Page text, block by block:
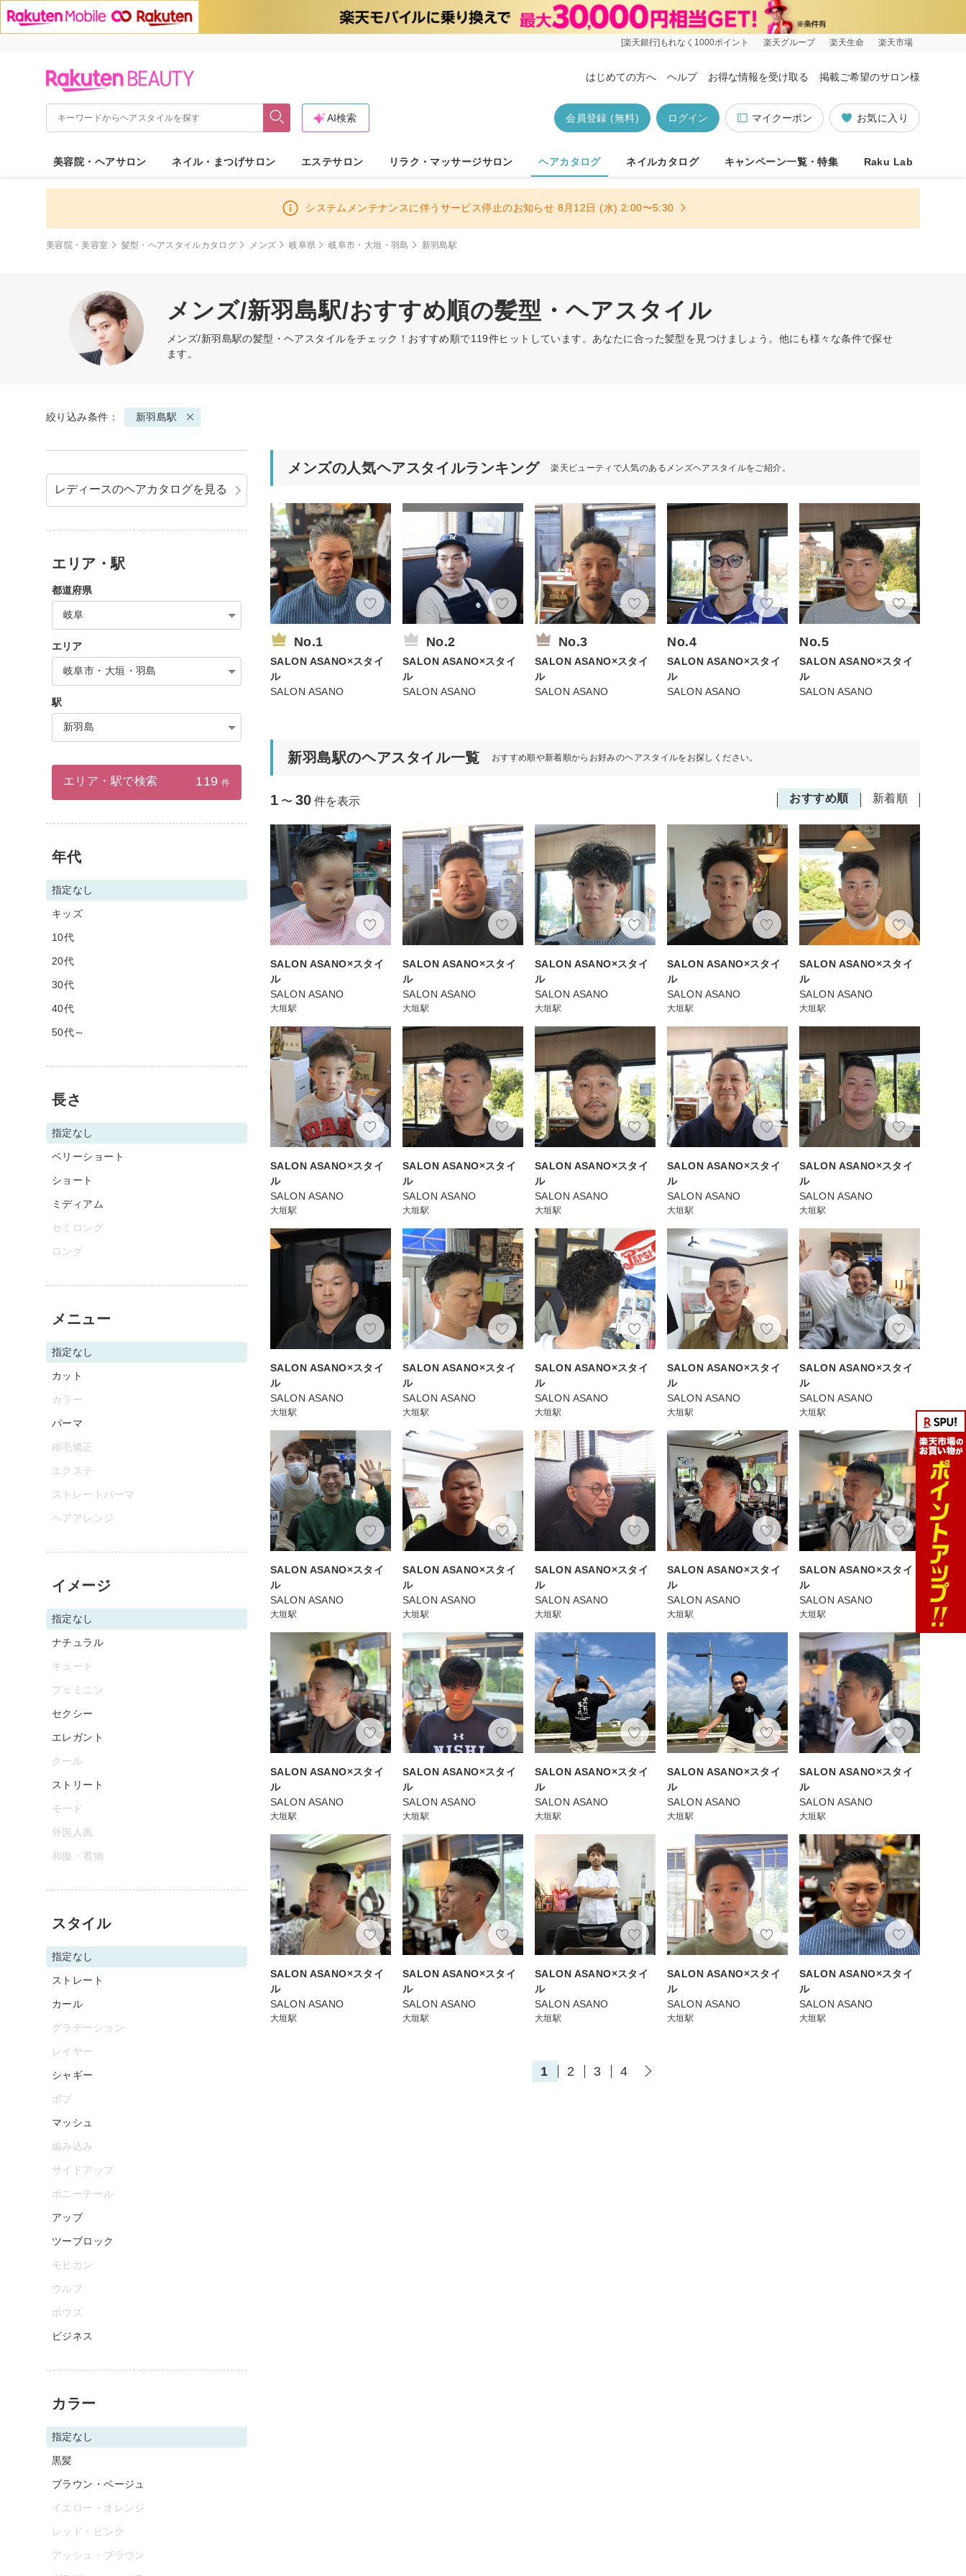
[楽天銀行]もれなく1000ポイント 楽天グループ 楽天生命 楽天市場
はじめての方へ ヘルプ お得な情報を受け取る 掲載ご希望のサロン様
お気に入り
マイクーポン
ログイン
会員登録 (無料)
AI検索
美容院・ヘアサロン ネイル・まつげサロン エステサロン リラク・マッサージサロン ヘアカタログ ネイルカタログ キャンペーン一覧・特集 Raku Lab
システムメンテナンスに伴うサービス停止のお知らせ 8月12日 (水) 2:00〜5:30
美容院・美容室 髪型・ヘアスタイルカタログ メンズ 岐阜県 岐阜市・大垣・羽島 新羽島駅
メンズ/新羽島駅/おすすめ順の髪型・ヘアスタイル
メンズ/新羽島駅の髪型・ヘアスタイルをチェック！おすすめ順で119件ヒットしています。あなたに合った髪型を見つけましょう。他にも様々な条件で探せ
ます。
絞り込み条件： 新羽島駅
メンズの人気ヘアスタイルランキング 楽天ビューティで人気のあるメンズヘアスタイルをご紹介。
No.1
SALON ASANO×スタイ
ル
SALON ASANO
No.2
SALON ASANO×スタイ
ル
SALON ASANO
No.3
SALON ASANO×スタイ
ル
SALON ASANO
No.4
SALON ASANO×スタイ
ル
SALON ASANO
No.5
SALON ASANO×スタイ
ル
SALON ASANO
新羽島駅のヘアスタイル一覧 おすすめ順や新着順からお好みのヘアスタイルをお探しください。
おすすめ順 新着順
1 〜 30 件を表示
SALON ASANO×スタイ
ル
SALON ASANO
大垣駅
SALON ASANO×スタイ
ル
SALON ASANO
大垣駅
SALON ASANO×スタイ
ル
SALON ASANO
大垣駅
SALON ASANO×スタイ
ル
SALON ASANO
大垣駅
SALON ASANO×スタイ
ル
SALON ASANO
大垣駅
SALON ASANO×スタイ
ル
SALON ASANO
大垣駅
SALON ASANO×スタイ
ル
SALON ASANO
大垣駅
SALON ASANO×スタイ
ル
SALON ASANO
大垣駅
SALON ASANO×スタイ
ル
SALON ASANO
大垣駅
SALON ASANO×スタイ
ル
SALON ASANO
大垣駅
SALON ASANO×スタイ
ル
SALON ASANO
大垣駅
SALON ASANO×スタイ
ル
SALON ASANO
大垣駅
SALON ASANO×スタイ
ル
SALON ASANO
大垣駅
SALON ASANO×スタイ
ル
SALON ASANO
大垣駅
SALON ASANO×スタイ
ル
SALON ASANO
大垣駅
SALON ASANO×スタイ
ル
SALON ASANO
大垣駅
SALON ASANO×スタイ
ル
SALON ASANO
大垣駅
SALON ASANO×スタイ
ル
SALON ASANO
大垣駅
SALON ASANO×スタイ
ル
SALON ASANO
大垣駅
SALON ASANO×スタイ
ル
SALON ASANO
大垣駅
SALON ASANO×スタイ
ル
SALON ASANO
大垣駅
SALON ASANO×スタイ
ル
SALON ASANO
大垣駅
SALON ASANO×スタイ
ル
SALON ASANO
大垣駅
SALON ASANO×スタイ
ル
SALON ASANO
大垣駅
SALON ASANO×スタイ
ル
SALON ASANO
大垣駅
SALON ASANO×スタイ
ル
SALON ASANO
大垣駅
SALON ASANO×スタイ
ル
SALON ASANO
大垣駅
SALON ASANO×スタイ
ル
SALON ASANO
大垣駅
SALON ASANO×スタイ
ル
SALON ASANO
大垣駅
SALON ASANO×スタイ
ル
SALON ASANO
大垣駅
1 2 3 4
レディースのヘアカタログを見る
エリア・駅
都道府県
岐阜
エリア
岐阜市・大垣・羽島
駅
新羽島
エリア・駅で検索 119 件
年代
指定なし
キッズ
10代
20代
30代
40代
50代～
長さ
指定なし
ベリーショート
ショート
ミディアム
セミロング
ロング
メニュー
指定なし
カット
カラー
パーマ
縮毛矯正
エクステ
ストレートパーマ
ヘアアレンジ
イメージ
指定なし
ナチュラル
キュート
フェミニン
セクシー
エレガント
クール
ストリート
モード
外国人風
和服・着物
スタイル
指定なし
ストレート
カール
グラデーション
レイヤー
シャギー
ボブ
マッシュ
編み込み
サイドアップ
ポニーテール
アップ
ツーブロック
モヒカン
ウルフ
ボウズ
ビジネス
カラー
指定なし
黒髪
ブラウン・ベージュ
イエロー・オレンジ
レッド・ピンク
アッシュ・ブラウン